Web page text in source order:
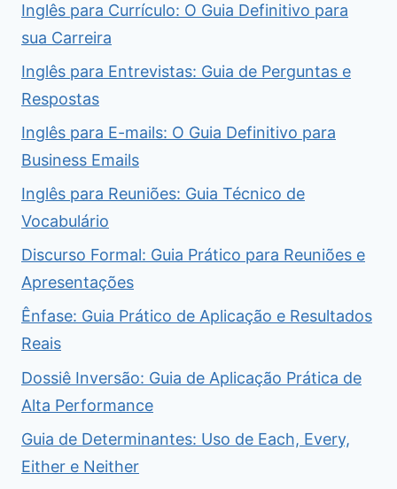
Inglês para Currículo: O Guia Definitivo para
sua Carreira
Inglês para Entrevistas: Guia de Perguntas e
Respostas
Inglês para E-mails: O Guia Definitivo para
Business Emails
Inglês para Reuniões: Guia Técnico de
Vocabulário
Discurso Formal: Guia Prático para Reuniões e
Apresentações
Ênfase: Guia Prático de Aplicação e Resultados
Reais
Dossiê Inversão: Guia de Aplicação Prática de
Alta Performance
Guia de Determinantes: Uso de Each, Every,
Either e Neither